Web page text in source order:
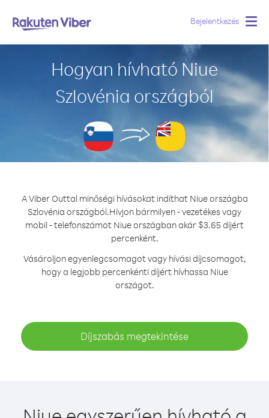
Bejelentkezés
Hogyan hívható Niue
Szlovénia országból
A Viber Outtal minőségi hívásokat indíthat Niue országba
Szlovénia országból.Hívjon bármilyen - vezetékes vagy
mobil - telefonszámot Niue országban akár $3.65 díjért
percenként.
Vásároljon egyenlegcsomagot vagy hívási díjcsomagot,
hogy a legjobb percenkénti díjért hívhassa Niue
országot.
Díjszabás megtekintése